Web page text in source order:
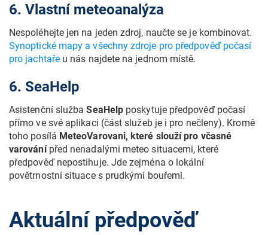
6. Vlastní meteoanalýza
Nespoléhejte jen na jeden zdroj, naučte se je kombinovat.
Synoptické mapy a všechny zdroje pro předpověď počasí
pro jachtařeu nás najdete na jednom místě.
6. SeaHelp
Asistenční služba SeaHelp poskytuje předpověď počasí
přímo ve své aplikaci (část služeb je i pro nečleny). Kromě
toho posílá MeteoVarovani, které slouží pro včasné
varování před nenadalými meteo situacemi, které
předpověď nepostihuje. Jde zejména o lokální
povětrnostní situace s prudkými bouřemi.
Aktuální předpověď